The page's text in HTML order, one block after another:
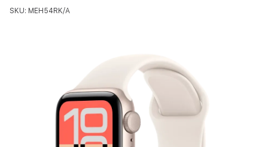
SKU: MEH54RK/A